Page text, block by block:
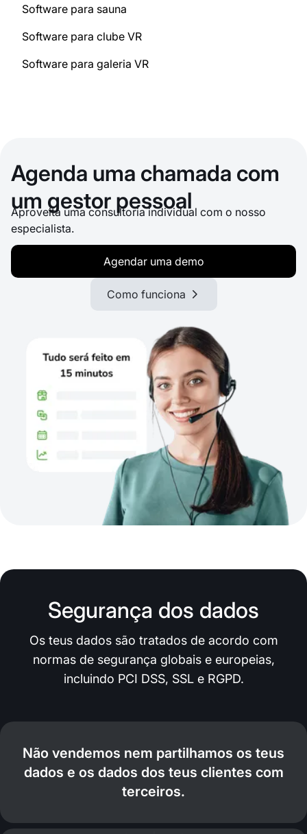
Software para sauna
Software para clube VR
Software para galeria VR
Agenda uma chamada com
um gestor pessoal
Aproveita uma consultoria individual com o nosso
especialista.
Agendar uma demo
Como funciona
Segurança dos dados
Os teus dados são tratados de acordo com
normas de segurança globais e europeias,
incluindo PCI DSS, SSL e RGPD.
Não vendemos nem partilhamos os teus
dados e os dados dos teus clientes com
terceiros.